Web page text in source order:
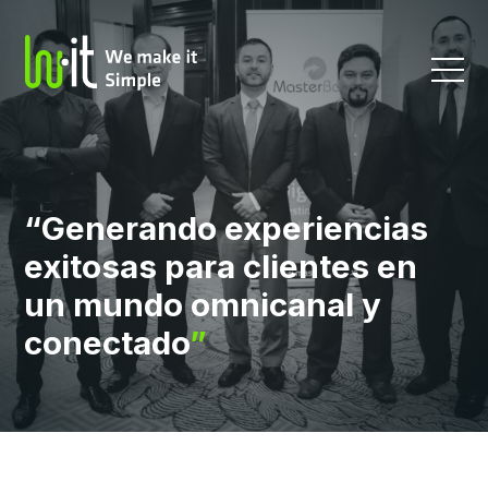
“Generando experiencias
exitosas para clientes en
un mundo omnicanal y
conectado”